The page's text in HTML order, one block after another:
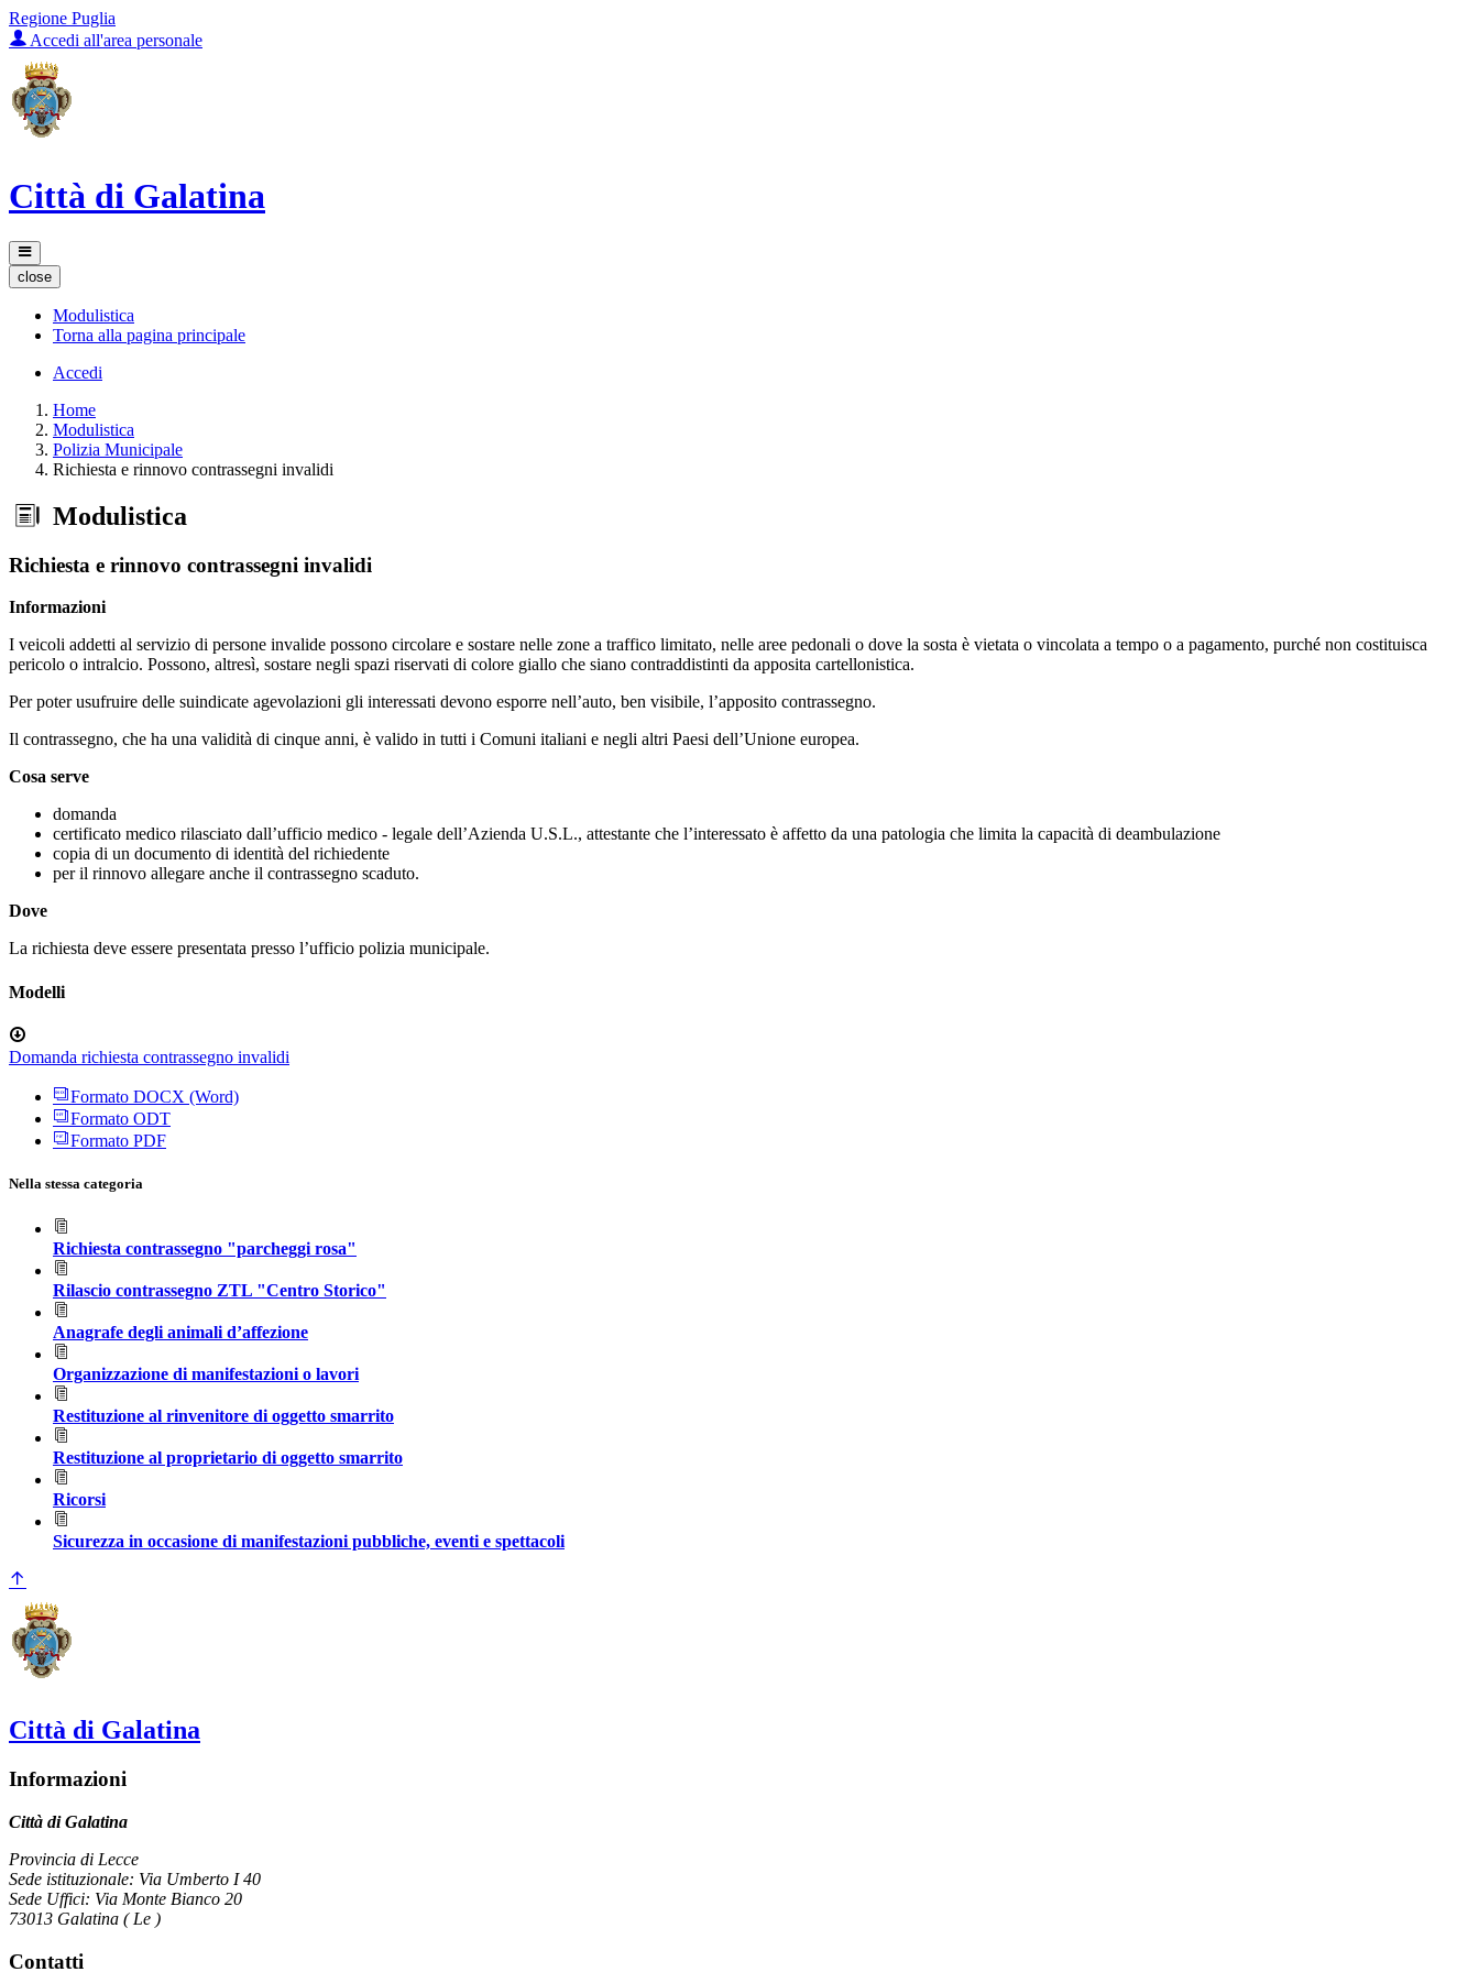
Regione Puglia
Accedi all'area personale
Città di Galatina
close
Modulistica
Torna alla pagina principale
Accedi
Home
Modulistica
Polizia Municipale
Richiesta e rinnovo contrassegni invalidi
Modulistica
Richiesta e rinnovo contrassegni invalidi
Informazioni
I veicoli addetti al servizio di persone invalide possono circolare e sostare nelle zone a traffico limitato, nelle aree pedonali o dove la sosta è vietata o vincolata a tempo o a pagamento, purché non costituisca
pericolo o intralcio. Possono, altresì, sostare negli spazi riservati di colore giallo che siano contraddistinti da apposita cartellonistica.
Per poter usufruire delle suindicate agevolazioni gli interessati devono esporre nell’auto, ben visibile, l’apposito contrassegno.
Il contrassegno, che ha una validità di cinque anni, è valido in tutti i Comuni italiani e negli altri Paesi dell’Unione europea.
Cosa serve
domanda
certificato medico rilasciato dall’ufficio medico - legale dell’Azienda U.S.L., attestante che l’interessato è affetto da una patologia che limita la capacità di deambulazione
copia di un documento di identità del richiedente
per il rinnovo allegare anche il contrassegno scaduto.
Dove
La richiesta deve essere presentata presso l’ufficio polizia municipale.
Modelli
Domanda richiesta contrassegno invalidi
Formato DOCX (Word)
Formato ODT
Formato PDF
Nella stessa categoria
Richiesta contrassegno "parcheggi rosa"
Rilascio contrassegno ZTL "Centro Storico"
Anagrafe degli animali d’affezione
Organizzazione di manifestazioni o lavori
Restituzione al rinvenitore di oggetto smarrito
Restituzione al proprietario di oggetto smarrito
Ricorsi
Sicurezza in occasione di manifestazioni pubbliche, eventi e spettacoli
Città di Galatina
Informazioni
Città di Galatina
Provincia di Lecce
Sede istituzionale: Via Umberto I 40
Sede Uffici: Via Monte Bianco 20
73013 Galatina ( Le )
Contatti